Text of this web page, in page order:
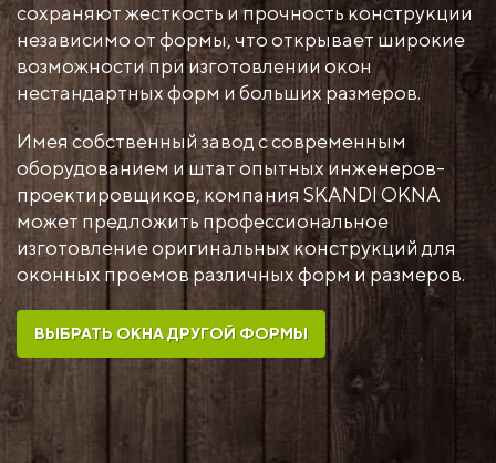
сохраняют жесткость и прочность конструкции
независимо от формы, что открывает широкие
возможности при изготовлении окон
нестандартных форм и больших размеров.
Имея собственный завод с современным
оборудованием и штат опытных инженеров-
проектировщиков, компания SKANDI OKNA
может предложить профессиональное
изготовление оригинальных конструкций для
оконных проемов различных форм и размеров.
ВЫБРАТЬ ОКНА ДРУГОЙ ФОРМЫ